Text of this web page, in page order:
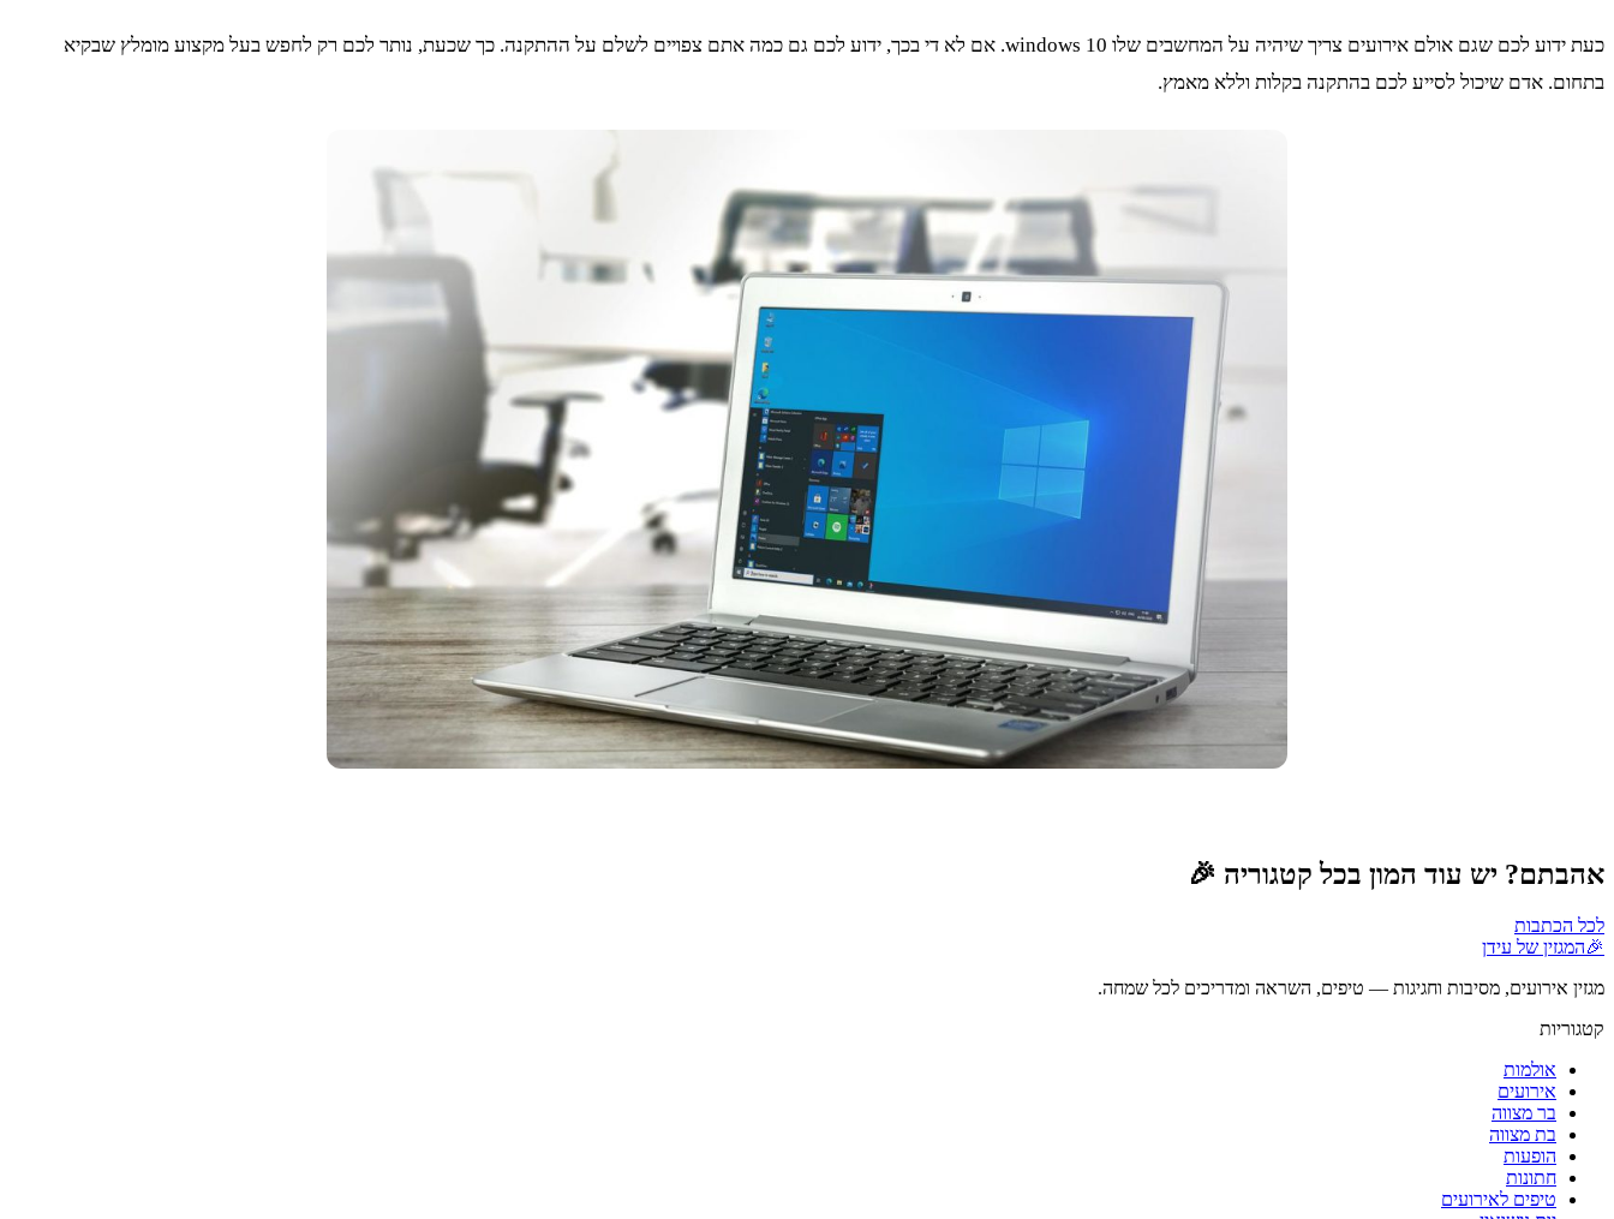
כעת ידוע לכם שגם אולם אירועים צריך שיהיה על המחשבים שלו windows 10. אם לא די בכך, ידוע לכם גם כמה אתם צפויים לשלם על ההתקנה. כך שכעת, נותר לכם רק לחפש בעל מקצוע מומלץ שבקיא
בתחום. אדם שיכול לסייע לכם בהתקנה בקלות וללא מאמץ.
אהבתם? יש עוד המון בכל קטגוריה 🎉
לכל הכתבות
🎉המגזין של עידן
מגזין אירועים, מסיבות וחגיגות — טיפים, השראה ומדריכים לכל שמחה.
קטגוריות
אולמות
אירועים
בר מצווה
בת מצווה
הופעות
חתונות
טיפים לאירועים